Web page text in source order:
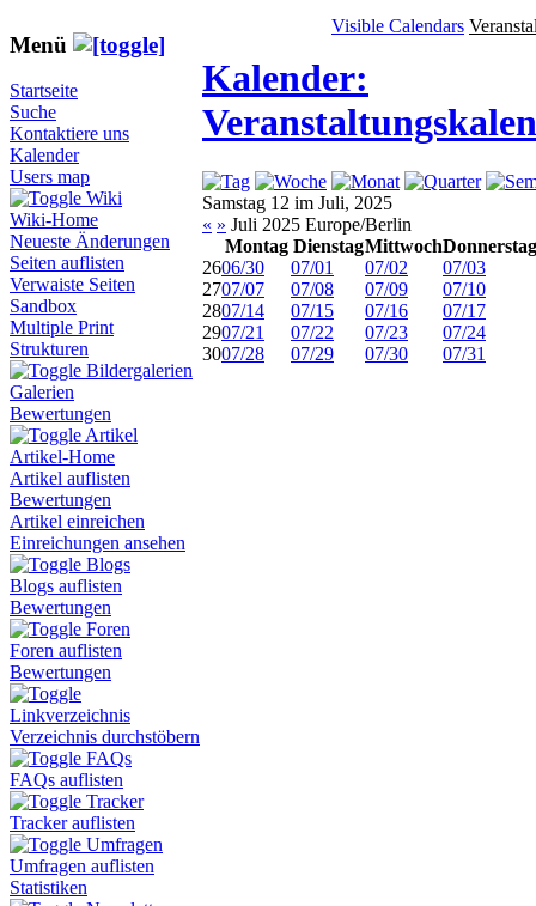
Menü
Startseite
Suche
Kontaktiere uns
Kalender
Users map
Wiki
Wiki-Home
Neueste Änderungen
Seiten auflisten
Verwaiste Seiten
Sandbox
Multiple Print
Strukturen
Bildergalerien
Galerien
Bewertungen
Artikel
Artikel-Home
Artikel auflisten
Bewertungen
Artikel einreichen
Einreichungen ansehen
Blogs
Blogs auflisten
Bewertungen
Foren
Foren auflisten
Bewertungen
Linkverzeichnis
Verzeichnis durchstöbern
FAQs
FAQs auflisten
Tracker
Tracker auflisten
Umfragen
Umfragen auflisten
Statistiken
Visible Calendars
Kalender:
Samstag 12 im Juli, 2025
« » Juli 2025 Europe/Berlin
Montag DienstagMittwochDonnerstag
2606/30 07/01 07/02
07/03
2707/07 07/08 07/09
07/10
2807/14 07/15 07/16
07/17
2907/21 07/22 07/23
07/24
3007/28 07/29 07/30 07/31